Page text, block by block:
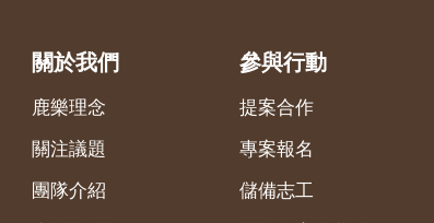
關於我們
鹿樂理念
關注議題
團隊介紹
參與行動
提案合作
專案報名
儲備志工